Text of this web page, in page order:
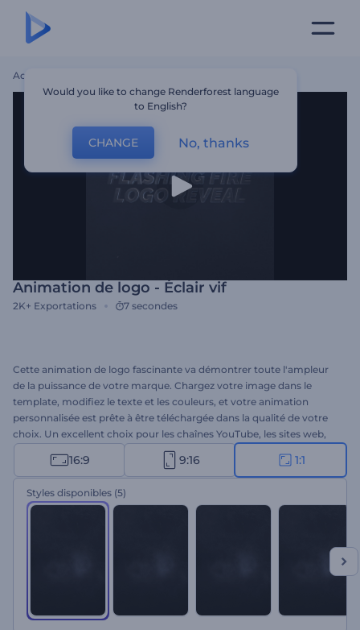
Accueil
Animation de logo - Éclair vif
2K+ Exportations 7 secondes
Cette animation de logo fascinante va démontrer toute l'ampleur
de la puissance de votre marque. Chargez votre image dans le
template, modifiez le texte et les couleurs, et votre animation
personnalisée est prête à être téléchargée dans la qualité de votre
choix. Un excellent choix pour les chaînes YouTube, les sites web,
les bandes-annonces de films, les publicités, et bien plus encore.
Essayez dès maintenant !
16:9 9:16 1:1
Styles disponibles (5)
Would you like to change Renderforest language
to English?
CHANGE No, thanks